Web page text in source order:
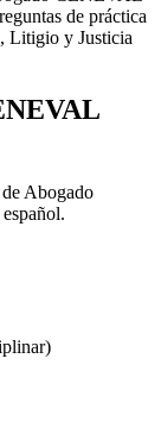
de práctica
Litigio y Justicia
Abogado